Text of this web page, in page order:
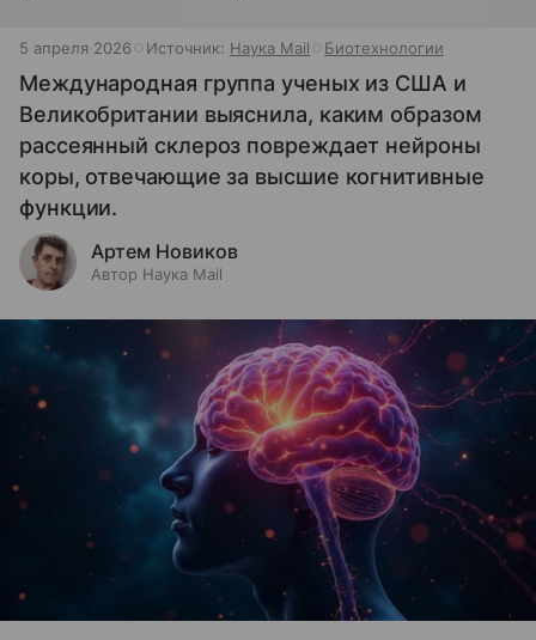
5 апреля 2026 Источник: Наука Mail Биотехнологии
Международная группа ученых из США и
Великобритании выяснила, каким образом
рассеянный склероз повреждает нейроны
коры, отвечающие за высшие когнитивные
функции.
Артем Новиков
Автор Наука Mail